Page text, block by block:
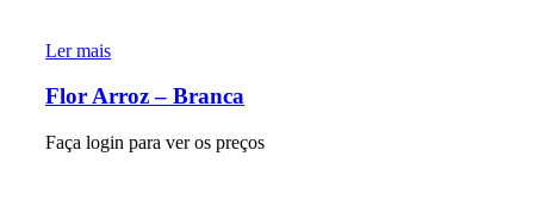
Ler mais
Flor Arroz – Branca
Faça login para ver os preços